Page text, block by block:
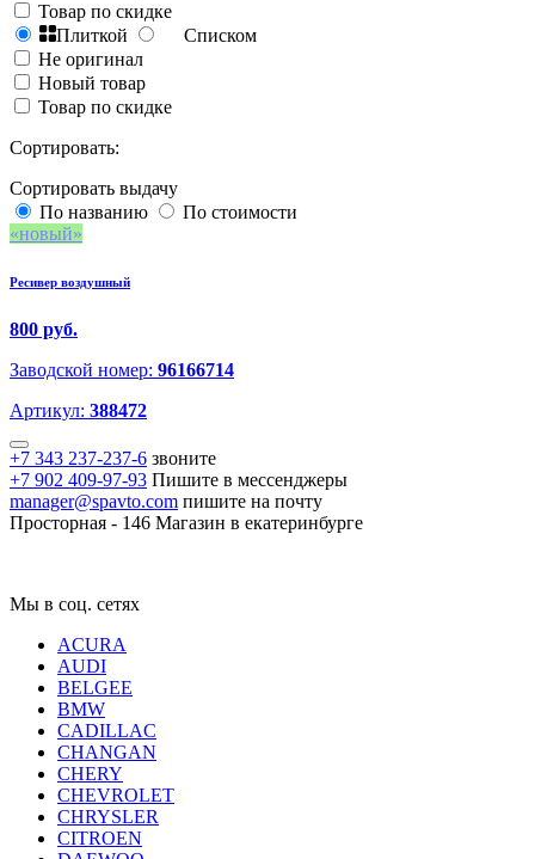
Товар по скидке
Плиткой
Списком
Не оригинал
Новый товар
Товар по скидке
Сортировать:
Сортировать выдачу
По названию
По стоимости
новый
Ресивер воздушный
800 руб.
Заводской номер: 96166714
Артикул: 388472
+7 343 237-237-6 звоните
+7 902 409-97-93 Пишите в мессенджеры
manager@spavto.com пишите на почту
Просторная - 146 Магазин в екатеринбурге
Мы в соц. сетях
ACURA
AUDI
BELGEE
BMW
CADILLAC
CHANGAN
CHERY
CHEVROLET
CHRYSLER
CITROEN